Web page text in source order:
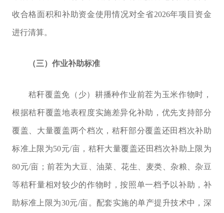
收合格面积和补助资金使用情况对全省2026年项目资金
进行清算。
（三）作业补助标准
秸秆覆盖免（少）耕播种作业前茬为玉米作物时，
根据秸秆覆盖地表程度实施差异化补助，优先支持部分
覆盖、大量覆盖两个档次，秸秆部分覆盖还田 档次补助
标准上限为50元/亩，秸秆大量覆盖还田档次补助上限为
80元/亩；前茬为大豆、油菜、花生、麦类、杂粮、杂豆
等秸秆量相对较少的作物时，按照单一档予以补助，补
助标准上限为30元/亩。配套实施的单产提升技术中，深